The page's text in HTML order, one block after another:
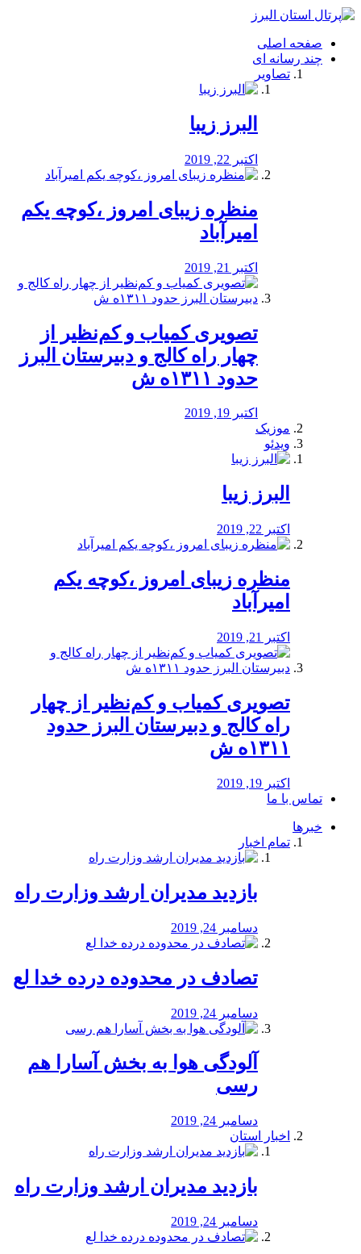
فصد
شرق
تهران
خشکشویی
صفحه اصلی
چند رسانه ای
تصاویر
البرز زیبا
اکتبر 22, 2019
منظره‌‌ زیبای امروز ،کوچه یکم
امیرآباد
اکتبر 21, 2019
️تصویری کمیاب و کم‌نظیر از
چهار راه كالج و دبيرستان البرز
حدود ۱۳۱۱ه ش
اکتبر 19, 2019
موزیک
ویدئو
البرز زیبا
اکتبر 22, 2019
منظره‌‌ زیبای امروز ،کوچه یکم
امیرآباد
اکتبر 21, 2019
️تصویری کمیاب و کم‌نظیر از چهار
راه كالج و دبيرستان البرز حدود
۱۳۱۱ه ش
اکتبر 19, 2019
تماس با ما
خبرها
تمام اخبار
بازدید مدیران ارشد وزارت راه
دسامبر 24, 2019
تصادف در محدوده درده خدا لع
دسامبر 24, 2019
آلودگی هوا به بخش آسارا هم
رسی
دسامبر 24, 2019
اخبار استان
بازدید مدیران ارشد وزارت راه
دسامبر 24, 2019